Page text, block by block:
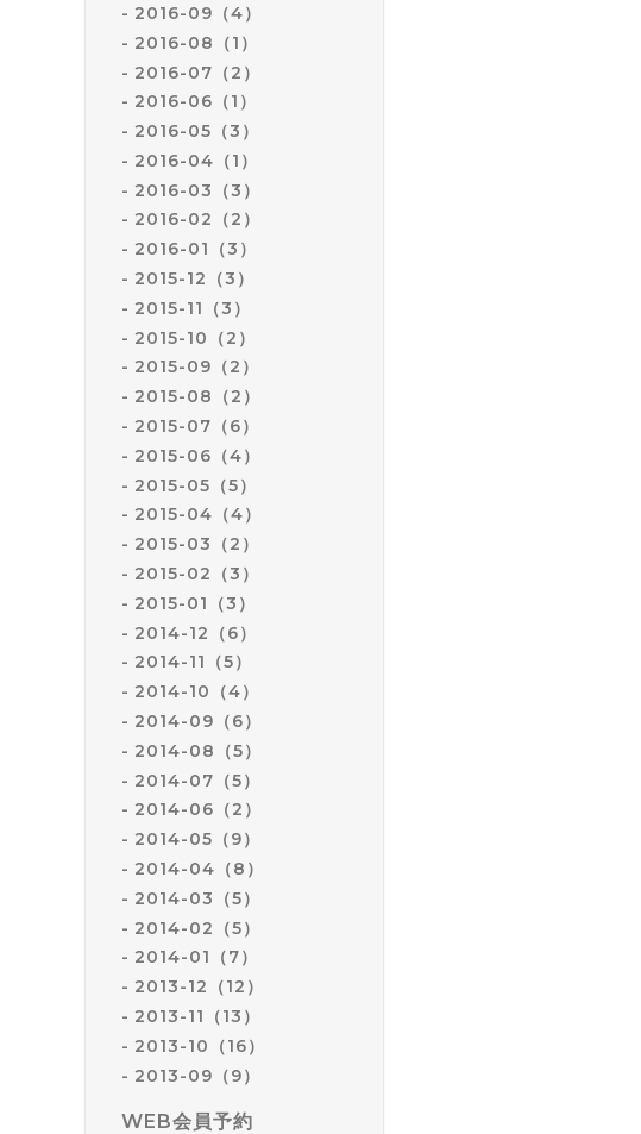
2016-09（4）
2016-08（1）
2016-07（2）
2016-06（1）
2016-05（3）
2016-04（1）
2016-03（3）
2016-02（2）
2016-01（3）
2015-12（3）
2015-11（3）
2015-10（2）
2015-09（2）
2015-08（2）
2015-07（6）
2015-06（4）
2015-05（5）
2015-04（4）
2015-03（2）
2015-02（3）
2015-01（3）
2014-12（6）
2014-11（5）
2014-10（4）
2014-09（6）
2014-08（5）
2014-07（5）
2014-06（2）
2014-05（9）
2014-04（8）
2014-03（5）
2014-02（5）
2014-01（7）
2013-12（12）
2013-11（13）
2013-10（16）
2013-09（9）
WEB会員予約